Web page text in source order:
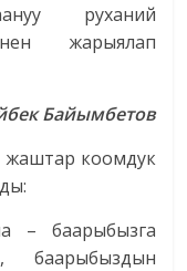
руханий
жарыялап
Байымбетов
жаштар коомдук
– баарыбызга
баарыбыздын